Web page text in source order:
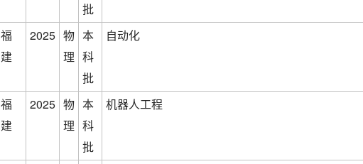
批
福
建
2025 物
理
本
科
批
自动化
福
建
2025 物
理
本
科
批
机器人工程